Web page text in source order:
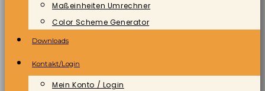
Maßeinheiten Umrechner
Color Scheme Generator
Downloads
Kontakt/Login
Mein Konto / Login